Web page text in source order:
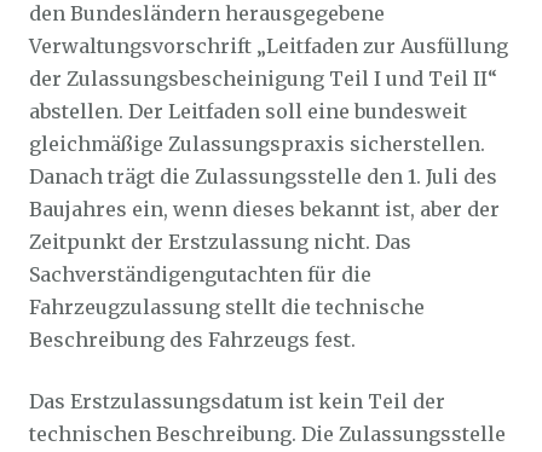
den Bundesländern herausgegebene
Verwaltungsvorschrift „Leitfaden zur Ausfüllung
der Zulassungsbescheinigung Teil I und Teil II“
abstellen. Der Leitfaden soll eine bundesweit
gleichmäßige Zulassungspraxis sicherstellen.
Danach trägt die Zulassungsstelle den 1. Juli des
Baujahres ein, wenn dieses bekannt ist, aber der
Zeitpunkt der Erstzulassung nicht. Das
Sachverständigengutachten für die
Fahrzeugzulassung stellt die technische
Beschreibung des Fahrzeugs fest.
Das Erstzulassungsdatum ist kein Teil der
technischen Beschreibung. Die Zulassungsstelle